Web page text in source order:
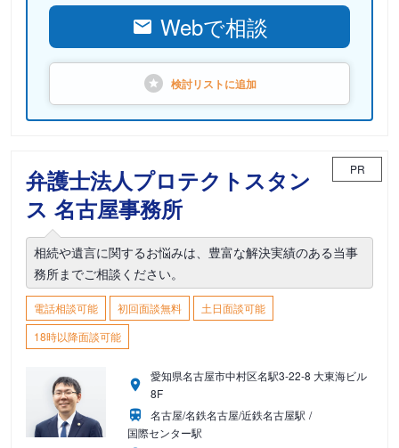
Webで相談
検討リストに追加
弁護士法人プロテクトスタン
ス 名古屋事務所
PR
相続や遺言に関するお悩みは、豊富な解決実績のある当事
務所までご相談ください。
電話相談可能 初回面談無料
土日面談可能
18時以降面談可能
愛知県名古屋市中村区名駅3-22-8 大東海ビル
8F
名古屋/名鉄名古屋/近鉄名古屋駅
国際センター駅